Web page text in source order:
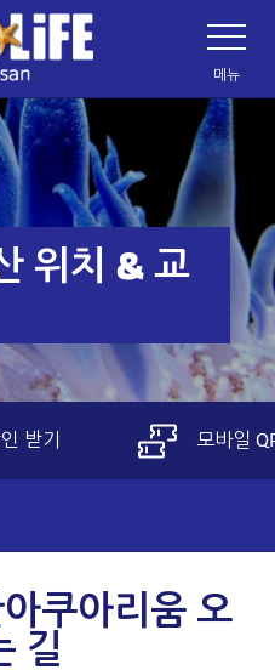
네
이
게
이
바
전
환
메뉴
위치 & 교
받기 모바일
쿠아리움 오
길